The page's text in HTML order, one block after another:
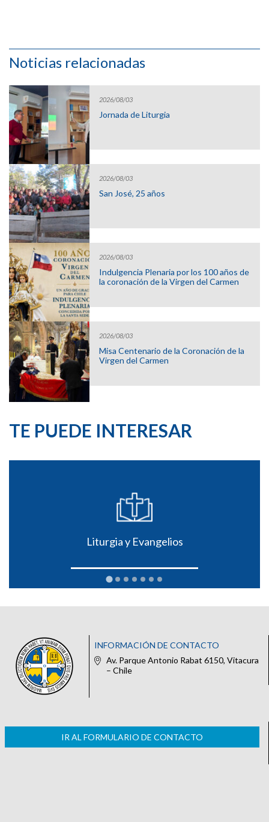
Noticias relacionadas
2026/08/03
Jornada de Liturgia
2026/08/03
San José, 25 años
2026/08/03
Indulgencia Plenaria por los 100 años de
la coronación de la Virgen del Carmen
2026/08/03
Misa Centenario de la Coronación de la
Virgen del Carmen
TE PUEDE INTERESAR
Liturgia y Evangelios
INFORMACIÓN DE CONTACTO
Av. Parque Antonio Rabat 6150, Vitacura
– Chile
IR AL FORMULARIO DE CONTACTO